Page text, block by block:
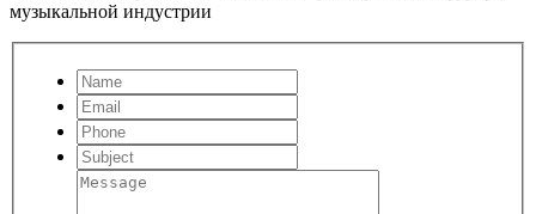
музыкальной индустрии